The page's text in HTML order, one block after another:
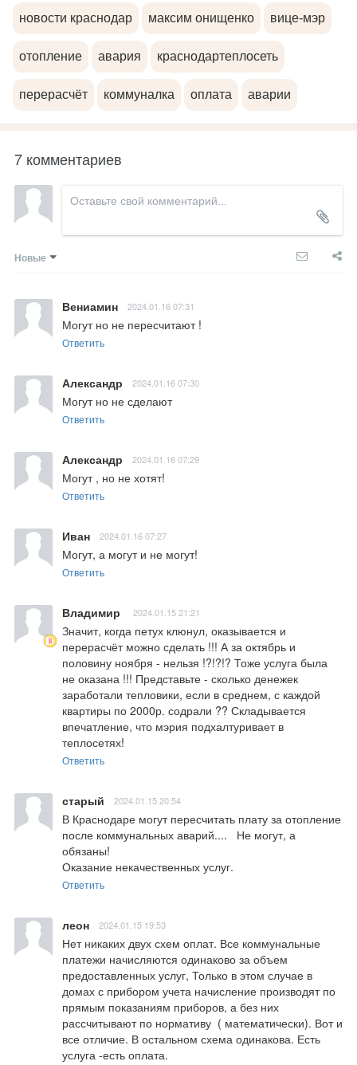
новости краснодар максим онищенко вице-мэр
отопление авария краснодартеплосеть
перерасчёт коммуналка оплата аварии
7 комментариев
Новые
Вениамин 2024.01.16 07:31
Могут но не пересчитают !
Ответить
Александр 2024.01.16 07:30
Могут но не сделают
Ответить
Александр 2024.01.16 07:29
Могут , но не хотят!
Ответить
Иван 2024.01.16 07:27
Могут, а могут и не могут!
Ответить
Владимир 2024.01.15 21:21
Значит, когда петух клюнул, оказывается и
перерасчёт можно сделать !!! А за октябрь и
половину ноября - нельзя !?!?!? Тоже услуга была
не оказана !!! Представьте - сколько денежек
заработали тепловики, если в среднем, с каждой
квартиры по 2000р. содрали ?? Складывается
впечатление, что мэрия подхалтуривает в
теплосетях!
Ответить
старый 2024.01.15 20:54
В Краснодаре могут пересчитать плату за отопление
после коммунальных аварий....   Не могут, а
обязаны!
Оказание некачественных услуг.
Ответить
леон 2024.01.15 19:53
Нет никаких двух схем оплат. Все коммунальные
платежи начисляются одинаково за объем
предоставленных услуг, Только в этом случае в
домах с прибором учета начисление производят по
прямым показаниям приборов, а без них
рассчитывают по нормативу  ( математически). Вот и
все отличие. В остальном схема одинакова. Есть
услуга -есть оплата.